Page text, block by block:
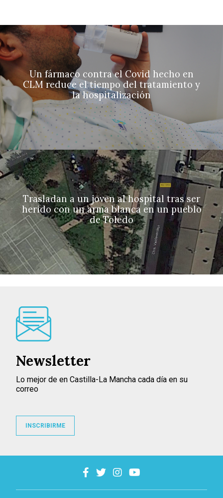
Un fármaco contra el Covid hecho en
CLM reduce el tiempo del tratamiento y
la hospitalización
Trasladan a un joven al hospital tras ser
herido con un arma blanca en un pueblo
de Toledo
Newsletter
Lo mejor de en Castilla-La Mancha cada día en su
correo
INSCRIBIRME